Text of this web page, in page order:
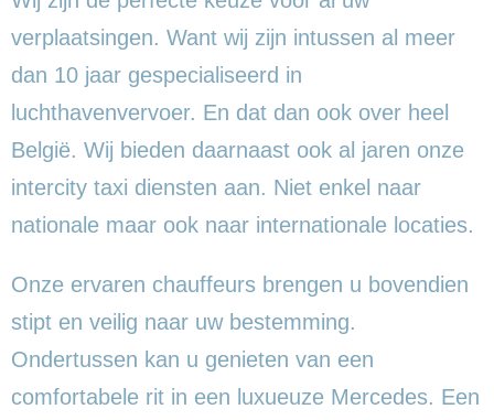
verplaatsingen. Want wij zijn intussen al meer
dan 10 jaar gespecialiseerd in
luchthavenvervoer. En dat dan ook over heel
België. Wij bieden daarnaast ook al jaren onze
intercity taxi diensten aan. Niet enkel naar
nationale maar ook naar internationale locaties.
Onze ervaren chauffeurs brengen u bovendien
stipt en veilig naar uw bestemming.
Ondertussen kan u genieten van een
comfortabele rit in een luxueuze Mercedes. Een